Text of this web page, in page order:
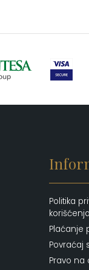
Politika
korišćenja
Plaćanje
Povraćaj
Pravo na